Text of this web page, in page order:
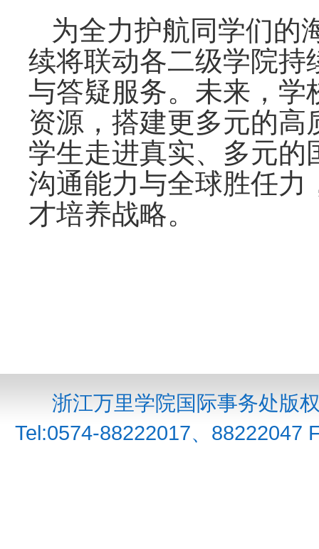
为全力护航同学们的
续将联动各二级学院持
与答疑服务。未来，学
资源，搭建更多元的
学生走进真实、多元的
沟通能力与全球胜任力
才培养战略。
浙江万里学院国际事务处版
Tel:0574-88222017、88222047